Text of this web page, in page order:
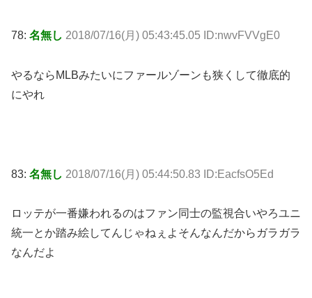
78: 名無し 2018/07/16(月) 05:43:45.05 ID:nwvFVVgE0
やるならMLBみたいにファールゾーンも狭くして徹底的
にやれ
83: 名無し 2018/07/16(月) 05:44:50.83 ID:EacfsO5Ed
ロッテが一番嫌われるのはファン同士の監視合いやろユニ
統一とか踏み絵してんじゃねぇよそんなんだからガラガラ
なんだよ